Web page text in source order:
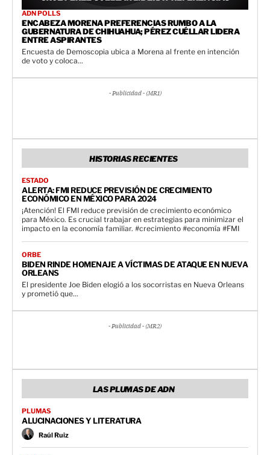
ADN POLLS
ENCABEZA MORENA PREFERENCIAS RUMBO A LA
GUBERNATURA DE CHIHUAHUA; PÉREZ CUÉLLAR LIDERA
ENTRE ASPIRANTES
Encuesta de Demoscopia ubica a Morena al frente en intención
de voto y coloca...
- Publicidad - (MR1)
HISTORIAS RECIENTES
ESTADO
ALERTA: FMI REDUCE PREVISIÓN DE CRECIMIENTO
ECONÓMICO EN MÉXICO PARA 2024
¡Atención! El FMI reduce previsión de crecimiento económico
para México. Es crucial trabajar en estrategias para minimizar el
impacto en la economía familiar. #crecimiento #economía #FMI
ORBE
BIDEN RINDE HOMENAJE A VÍCTIMAS DE ATAQUE EN NUEVA
ORLEANS
El presidente Joe Biden elogió a los socorristas en Nueva Orleans
y prometió que...
- Publicidad - (MR2)
LAS PLUMAS DE ADN
PLUMAS
ALUCINACIONES Y LITERATURA
Raúl Ruiz